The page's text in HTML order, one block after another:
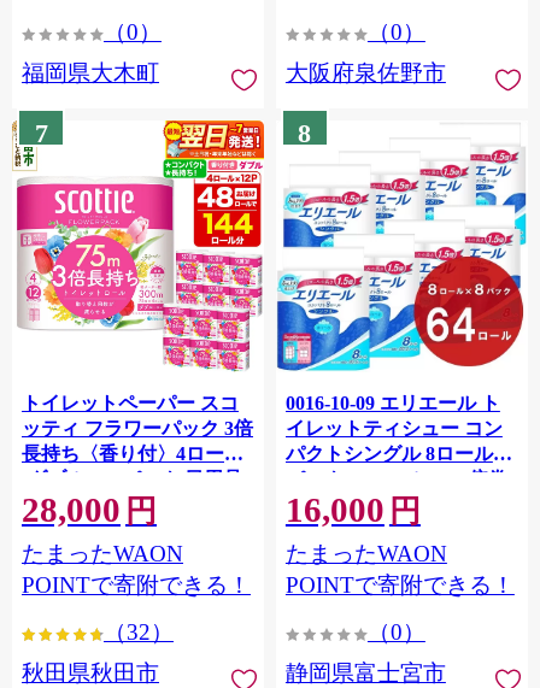
（0）
福岡県大木町
（0）
大阪府泉佐野市
7
トイレットペーパー スコ
ッティ フラワーパック 3倍
長持ち〈香り付〉4ロール
(ダブル)×12パック 日用品
最短翌日発送 [スコッティ
フラワーパック トイレッ
トペーパー 日本製紙クレ
シア] 秋田県秋田市
28,000 円
たまったWAON
POINTで寄附できる！
（32）
秋田県秋田市
8
0016-10-09 エリエール ト
イレットティシュー コン
パクトシングル 8ロール×8
パック 64ロール 1.5倍巻
82.5m トイレットペーパー
シングル パルプ100％ 香り
つき 日用品 消耗品 備蓄
16,000 円
たまったWAON
POINTで寄附できる！
（0）
静岡県富士宮市